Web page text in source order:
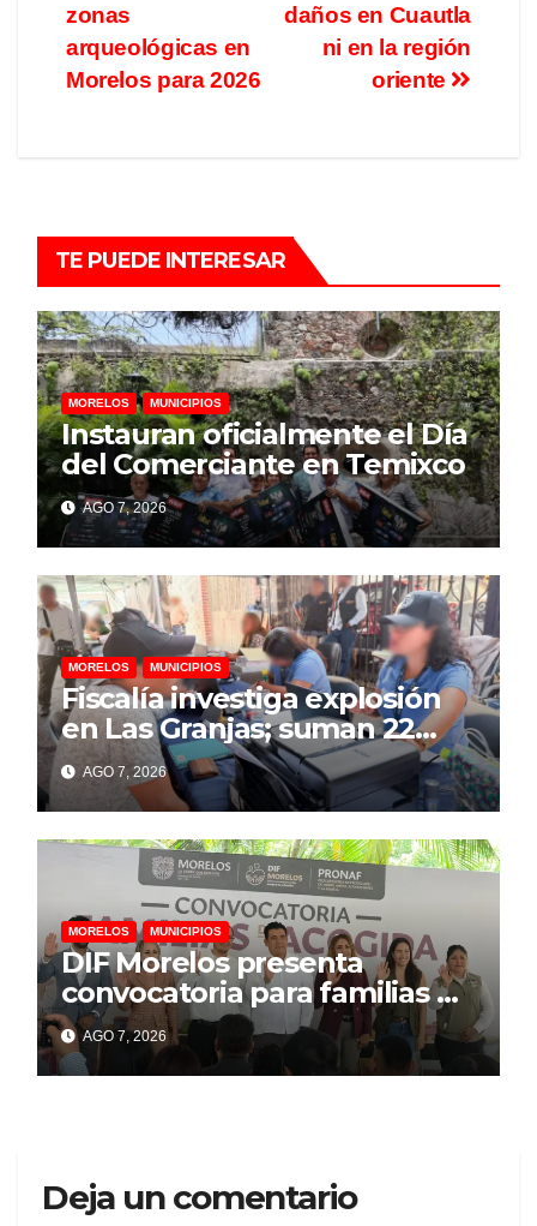
daños en Cuautla
ni en la región
oriente
zonas
arqueológicas en
Morelos para 2026
TE PUEDE INTERESAR
MORELOS MUNICIPIOS
Instauran oficialmente el Día
del Comerciante en Temixco
AGO 7, 2026
MORELOS MUNICIPIOS
Fiscalía investiga explosión
en Las Granjas; suman 22
personas lesionadas y 12
denuncias por daños
AGO 7, 2026
MORELOS MUNICIPIOS
DIF Morelos presenta
convocatoria para familias de
acogida
AGO 7, 2026
Deja un comentario